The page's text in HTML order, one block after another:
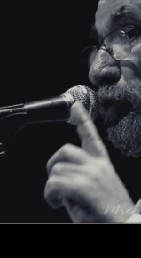
WhatsApp